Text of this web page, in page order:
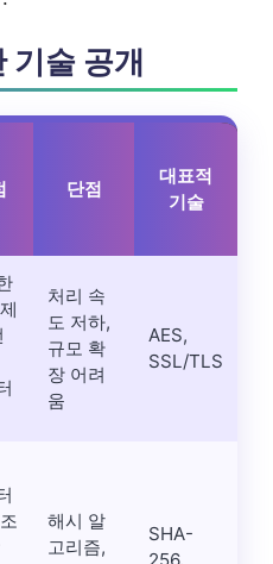
기술 공개
단점
대표적
기술
처리 속
도 저하,
규모 확
장 어려
움
AES,
SSL/TLS
해시 알
고리즘,
SHA-
256,